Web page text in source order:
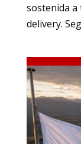
sostenida a
delivery.